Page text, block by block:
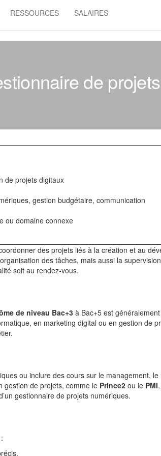
RESSOURCES SALAIRES
de
de projets digitaux
gestion budgétaire, communication
ou domaine connexe
des projets liés à la création et au
des tâches, mais aussi la
soit au rendez-vous.
de niveau Bac+3 à Bac+5 est
en marketing digital ou en gestion de
ou inclure des cours sur le management,
gestion de projets, comme le Prince2 ou le PMI
gestionnaire de projets numériques.